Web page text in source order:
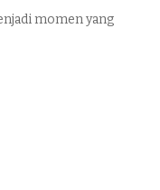
momen yang